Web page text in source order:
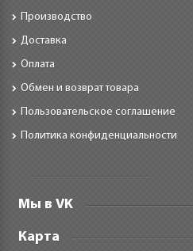
Производство
Доставка
Оплата
Обмен и возврат товара
Пользовательское соглашение
Политика конфиденциальности
Мы в VK
Карта